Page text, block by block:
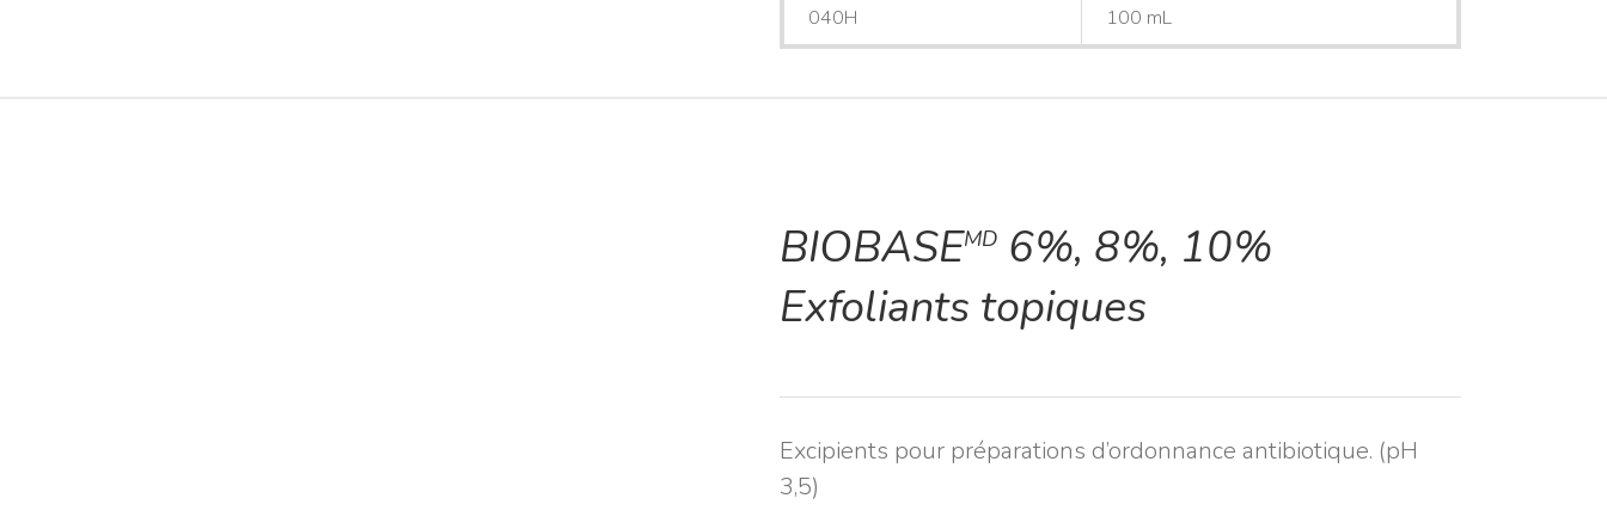
040H 100 mL
BIOBASEMD 6%, 8%, 10%
Exfoliants topiques
Excipients pour préparations d’ordonnance antibiotique. (pH
3,5)